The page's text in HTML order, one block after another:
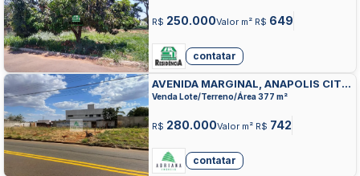
R$ 250.000Valor m² R$ 649
contatar
AVENIDA MARGINAL, ANAPOLIS CITY,
ANAPOLIS
Venda Lote/Terreno/Área 377 m²
R$ 280.000Valor m² R$ 742
contatar